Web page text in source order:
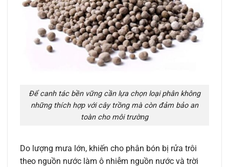
Để canh tác bền vững cần lựa chọn loại phân không
những thích hợp với cây trồng mà còn đảm bảo an
toàn cho môi trường
Do lượng mưa lớn, khiến cho phân bón bị rửa trôi
theo nguồn nước làm ô nhiễm nguồn nước và trời